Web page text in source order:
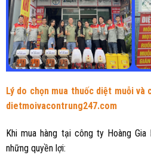
Lý do chọn mua thuốc diệt muỗi và
dietmoivacontrung247.com
Khi mua hàng tại công ty Hoàng
những quyền lợi: